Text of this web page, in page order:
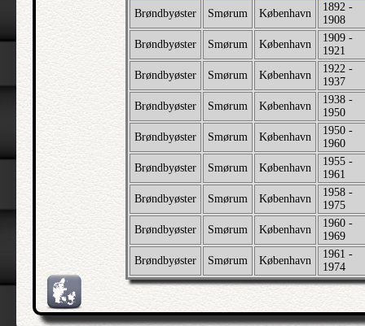
Brøndbyøster
Smørum København
1892 -
1908
Brøndbyøster
Smørum København
1909 -
1921
Brøndbyøster
Smørum København
1922 -
1937
Brøndbyøster
Smørum København
1938 -
1950
Brøndbyøster
Smørum København
1950 -
1960
Brøndbyøster
Smørum København
1955 -
1961
Brøndbyøster
Smørum København
1958 -
1975
Brøndbyøster
Smørum København
1960 -
1969
Brøndbyøster
Smørum København
1961 -
1974